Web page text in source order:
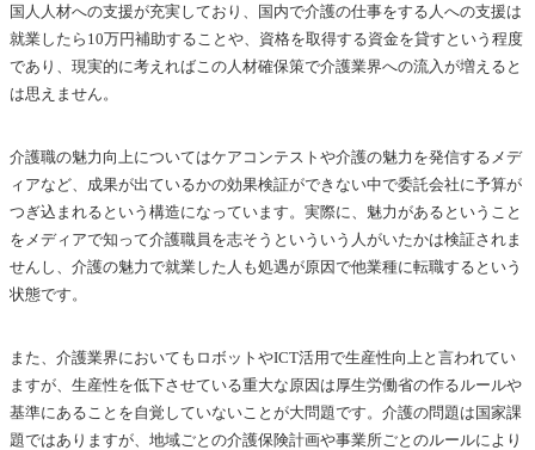
国人人材への支援が充実しており、国内で介護の仕事をする人への支援は
就業したら10万円補助することや、資格を取得する資金を貸すという程度
であり、現実的に考えればこの人材確保策で介護業界への流入が増えると
は思えません。
介護職の魅力向上についてはケアコンテストや介護の魅力を発信するメデ
ィアなど、成果が出ているかの効果検証ができない中で委託会社に予算が
つぎ込まれるという構造になっています。実際に、魅力があるということ
をメディアで知って介護職員を志そうといういう人がいたかは検証されま
せんし、介護の魅力で就業した人も処遇が原因で他業種に転職するという
状態です。
また、介護業界においてもロボットやICT活用で生産性向上と言われてい
ますが、生産性を低下させている重大な原因は厚生労働省の作るルールや
基準にあることを自覚していないことが大問題です。介護の問題は国家課
題ではありますが、地域ごとの介護保険計画や事業所ごとのルールにより